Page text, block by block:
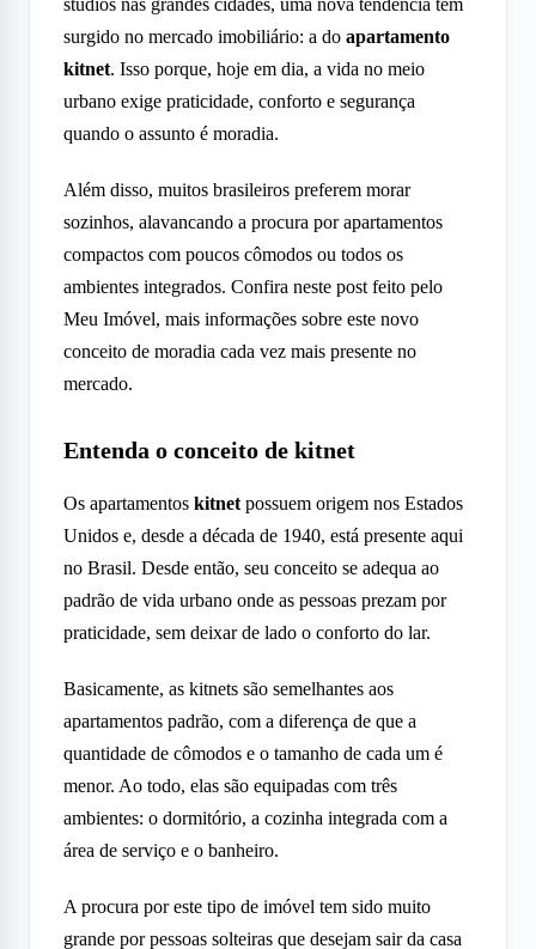
studios nas grandes cidades, uma nova tendência tem
surgido no mercado imobiliário: a do apartamento
kitnet. Isso porque, hoje em dia, a vida no meio
urbano exige praticidade, conforto e segurança
quando o assunto é moradia.
Além disso, muitos brasileiros preferem morar
sozinhos, alavancando a procura por apartamentos
compactos com poucos cômodos ou todos os
ambientes integrados. Confira neste post feito pelo
Meu Imóvel, mais informações sobre este novo
conceito de moradia cada vez mais presente no
mercado.
Entenda o conceito de kitnet
Os apartamentos kitnet possuem origem nos Estados
Unidos e, desde a década de 1940, está presente aqui
no Brasil. Desde então, seu conceito se adequa ao
padrão de vida urbano onde as pessoas prezam por
praticidade, sem deixar de lado o conforto do lar.
Basicamente, as kitnets são semelhantes aos
apartamentos padrão, com a diferença de que a
quantidade de cômodos e o tamanho de cada um é
menor. Ao todo, elas são equipadas com três
ambientes: o dormitório, a cozinha integrada com a
área de serviço e o banheiro.
A procura por este tipo de imóvel tem sido muito
grande por pessoas solteiras que desejam sair da casa